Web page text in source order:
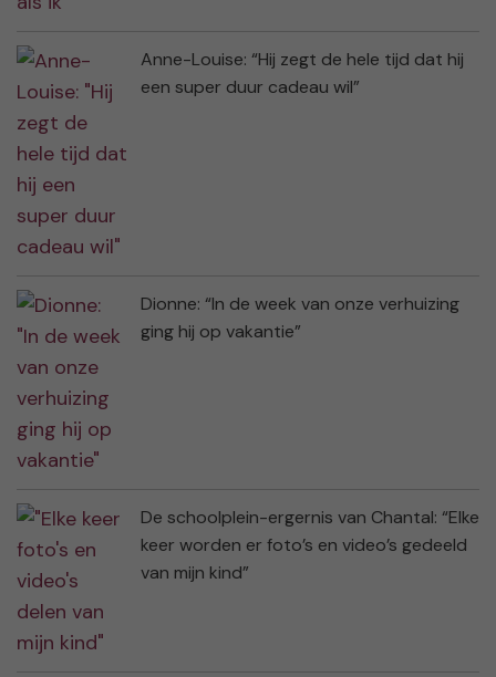
Anne-Louise: “Hij zegt de hele tijd dat hij
een super duur cadeau wil”
Dionne: “In de week van onze verhuizing
ging hij op vakantie”
De schoolplein-ergernis van Chantal: “Elke
keer worden er foto’s en video’s gedeeld
van mijn kind”